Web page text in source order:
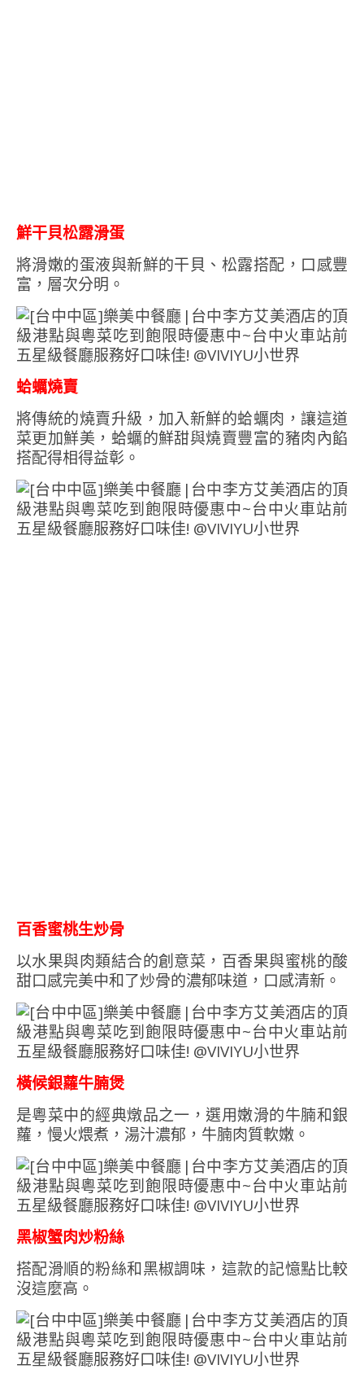
鮮干貝松露滑蛋
將滑嫩的蛋液與新鮮的干貝、松露搭配，口感豐
富，層次分明。
蛤蠣燒賣
將傳統的燒賣升級，加入新鮮的蛤蠣肉，讓這道
菜更加鮮美，蛤蠣的鮮甜與燒賣豐富的豬肉內餡
搭配得相得益彰。
百香蜜桃生炒骨
以水果與肉類結合的創意菜，百香果與蜜桃的酸
甜口感完美中和了炒骨的濃郁味道，口感清新。
橫候銀蘿牛腩煲
是粵菜中的經典燉品之一，選用嫩滑的牛腩和銀
蘿，慢火煨煮，湯汁濃郁，牛腩肉質軟嫩。
黑椒蟹肉炒粉絲
搭配滑順的粉絲和黑椒調味，這款的記憶點比較
沒這麼高。